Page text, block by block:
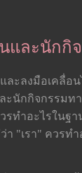
ละนักกิ
ละลงมือเคลื่
กกิจกรรมท
รทำอะไรใน
า "เรา" ควร